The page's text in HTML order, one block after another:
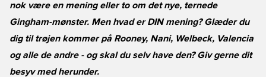
nok være en mening eller to om det nye, ternede
Gingham-mønster. Men hvad er DIN mening? Glæder du
dig til trøjen kommer på Rooney, Nani, Welbeck, Valencia
og alle de andre - og skal du selv have den? Giv gerne dit
besyv med herunder.